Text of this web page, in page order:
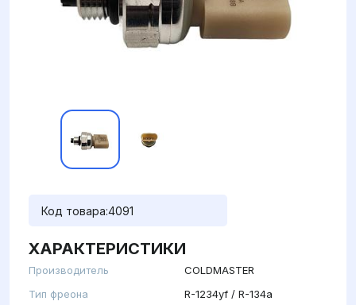
Код товара:4091
ХАРАКТЕРИСТИКИ
Производитель
COLDMASTER
Тип фреона
R-1234yf / R-134a